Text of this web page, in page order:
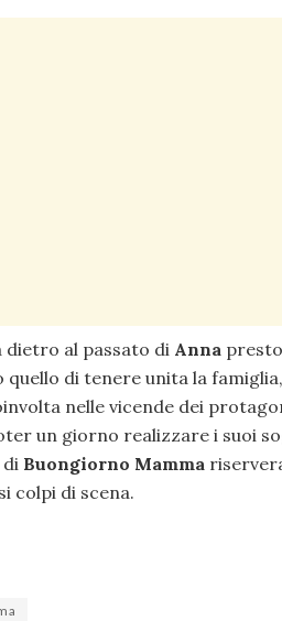
dietro al passato di Anna
di tenere unita la famiglia,
nelle vicende dei
un giorno realizzare i suoi
di Buongiorno Mamma
colpi di scena.